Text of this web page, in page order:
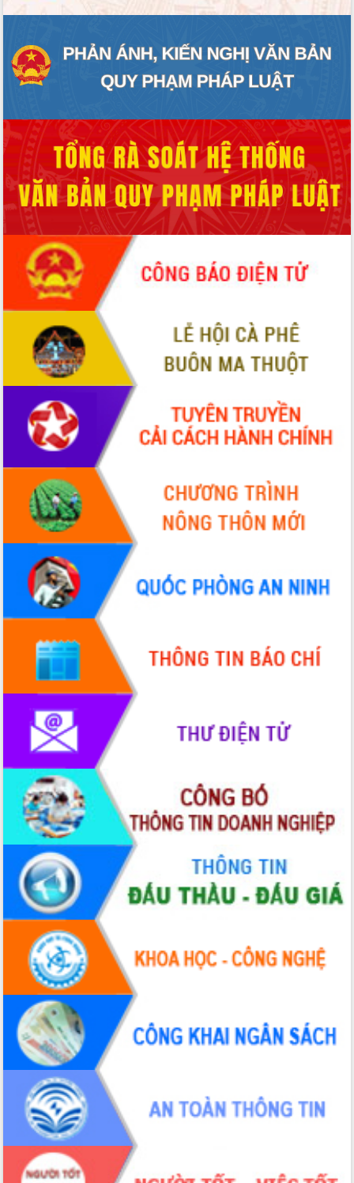
Đắk Lắk nỗ lực thúc đẩy tăng trưởng
II/2026
Đắk Lắk ký kết thỏa thuận hợp tác về
chuyển đổi số giai đoạn 2026 – 2030
với Tập đoàn Bưu chính Viễn thông
Thứ trưởng Bộ Y tế làm việc với tỉnh
Đắk Lắk về phát triển nhân lực y tế
cho trạm y tế cấp xã
Du lịch Đắk Lắk nâng tầm trải nghiệm
du khách thông qua Hệ thống cơ sở dữ
liệu và Bản đồ số
Tập huấn ứng dụng trí tuệ nhân tạo (AI)
trong thương mại điện tử năm 2026
Đoàn đại biểu Quốc hội tỉnh Đắk Lắk
trao đổi thông tin trước Kỳ họp thứ
nhất, Quốc hội khóa XVI
Quyết liệt cải cách hành chính, khơi
thông nguồn lực phát triển
Nâng cao hiệu lực, hiệu quả HĐND
tỉnh thông qua hiện đại hóa hành chính
Xã Ea Phê gắn cải cách hành chính với
chuyển đổi số
Phó Chủ tịch Thường trực UBND tỉnh
Hồ Thị Nguyên Thảo làm việc tại Trung
tâm Phục vụ hành chính công xã Ea
Xây dựng nền hành chính số đồng
hành cùng nông dân dân, doanh nghiệp
Giai đoạn 2026-2030, Đắk Lắk phấn
đấu có 77% xã đạt chuẩn nông thôn
Chuyển đổi số 'mở đường' cho nông
nghiệp Đắk Lắk tăng trưởng bứt phá
Triển khai đồng bộ đo đạc, lập hồ sơ
địa chính, hoàn thiện cơ sở dữ liệu đất
Ứng dụng sinh trắc học - Bước tiến
trong hành trình chuyển đổi số tại Đắk
Đắk Lắk nâng cao hiệu quả công tác
Đảng từ Sổ tay đảng viên điện tử
Đắk Lắk đẩy mạnh nuôi biển công
nghệ, hướng tới phát triển thủy sản
bền vững
Tập huấn nâng cao năng lực triển khai
chuyển đổi số cho cán bộ, công chức
cấp xã
Đắk Lắk phát động hưởng ứng Ngày
Quyền của người tiêu dùng Việt Nam
2026
Đẩy mạnh cải cách hành chính, quyết
tâm đạt được mục tiêu tăng trưởng
hai con số trong năm 2026
Tổ chức trang trọng Lễ hội Đền thờ
Lương Văn Chánh năm 2026
Phó Bí thư Tỉnh ủy Đắk Lắk Đỗ Hữu
Huy giữ chức Bí thư Đảng ủy Ủy Ban
Nhân dân tỉnh
Bệnh án điện tử thúc đẩy chuyển đổi
số y tế tại Đắk Lắk
Chuyển đổi số thư viện: Mở rộng
không gian tri thức trong thời đại số
Đánh giá, rút kinh nghiệm công tác tổ
chức diễn tập trước ngày bầu cử
Chương trình “Gặp gỡ hữu nghị –
Friendship Meeting New Year 2026”